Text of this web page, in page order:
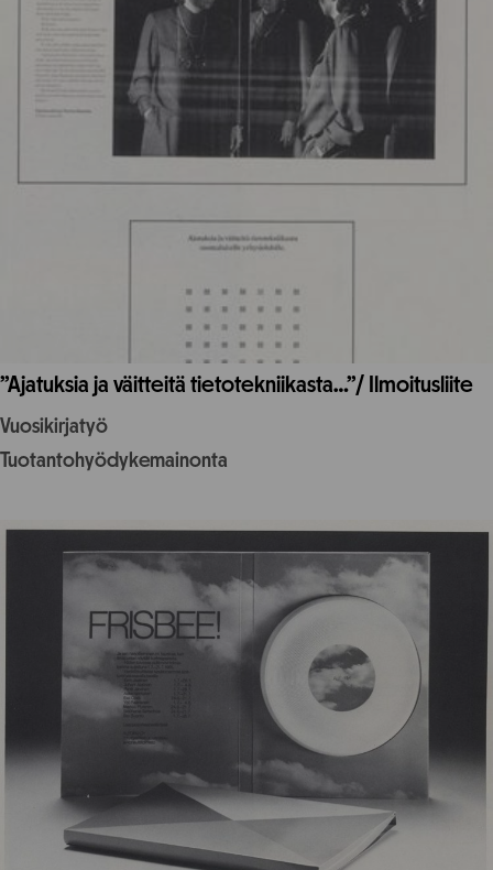
”Ajatuksia ja väitteitä tietotekniikasta…”/ Ilmoitusliite
Vuosikirjatyö
Tuotantohyödykemainonta